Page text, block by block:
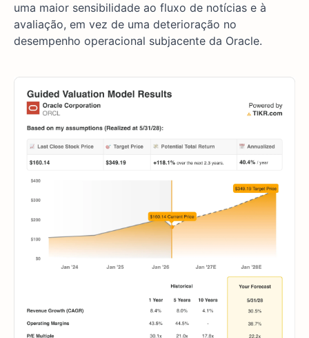
uma maior sensibilidade ao fluxo de notícias e à
avaliação, em vez de uma deterioração no
desempenho operacional subjacente da Oracle.